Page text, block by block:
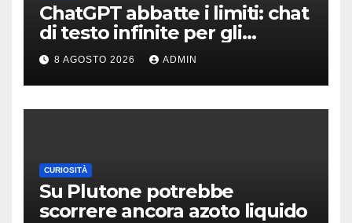
ChatGPT abbatte i limiti: chat
di testo infinite per gli
account gratis e intelligenza
potenziata
8 AGOSTO 2026 ADMIN
CURIOSITÀ
Su Plutone potrebbe
scorrere ancora azoto liquido